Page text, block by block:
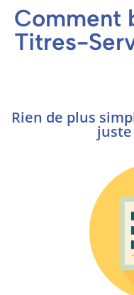
Comment
Titres-
Rien de plus
juste